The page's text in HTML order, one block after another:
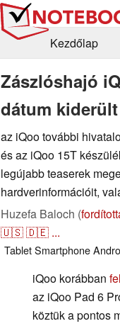
Kezdőlap
Zászlóshajó
dátum
az iQoo további
és az iQoo 15T
legújabb teaserek
hardverinformációit,
Huzefa Baloch (
🇺🇸🇩🇪 ...
TabletSmartphone
iQoo korábban
az iQoo Pad 6
köztük a pontos